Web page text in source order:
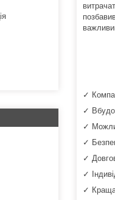
✓
✓
✓
✓
✓
✓
✓ Краща